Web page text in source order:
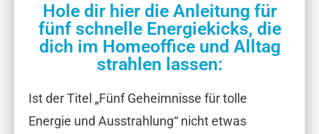
Hole dir hier die Anleitung für
fünf schnelle Energiekicks, die
dich im Homeoffice und Alltag
strahlen lassen:
Ist der Titel „Fünf Geheimnisse für tolle
Energie und Ausstrahlung“ nicht etwas